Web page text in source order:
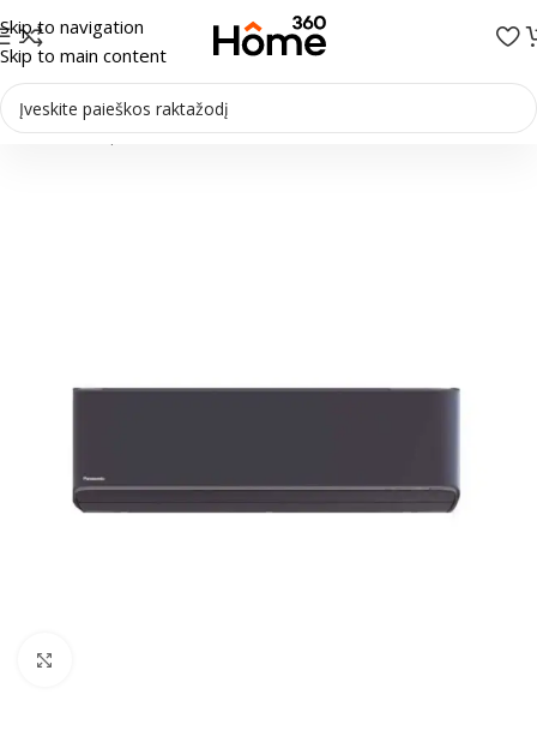
Skip to navigation
Skip to main content
Pradžia/Multi-Split sistemos/Vidiniai blokai